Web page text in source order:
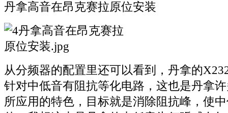
丹拿高音在昂克赛拉原位安装
从分频器的配置里还可以看到，丹拿的
针对中低音有阻抗等化电路，这也是丹拿
所应用的特色，目标就是消除阻抗峰，使